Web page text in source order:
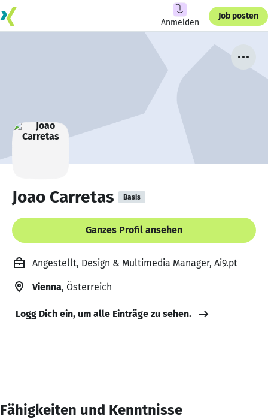
Anmelden
Job posten
Joao Carretas Basis
Ganzes Profil ansehen
Angestellt, Design & Multimedia Manager, Ai9.pt
Vienna, Österreich
Logg Dich ein, um alle Einträge zu sehen.
Fähigkeiten und Kenntnisse